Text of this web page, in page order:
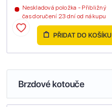
Neskladová položka - Přibližný
čas doručení 23 dní od nákupu
PŘIDAT DO KOŠÍKU
Brzdové kotouče